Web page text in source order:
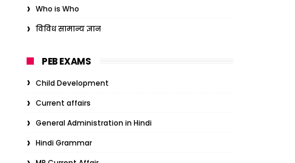
Who is Who
विविध सामान्य ज्ञान
PEB EXAMS
Child Development
Current affairs
General Administration in Hindi
Hindi Grammar